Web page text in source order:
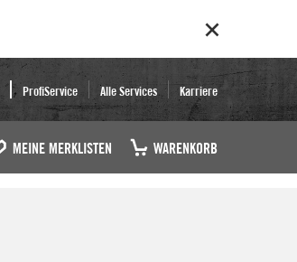
ProfiService Alle Services Karriere
MEINE MERKLISTEN WARENKORB